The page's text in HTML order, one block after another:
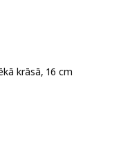
krāsā, 16 cm